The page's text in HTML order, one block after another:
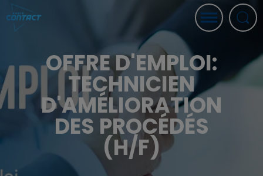
OFFRE D'EMPLOI:
TECHNICIEN
D'AMÉLIORATION
DES PROCÉDÉS
(H/F)